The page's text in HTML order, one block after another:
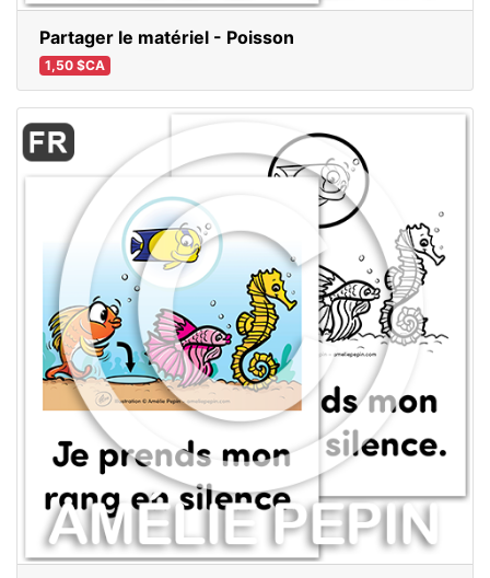
Partager le matériel - Poisson
1,50 $CA